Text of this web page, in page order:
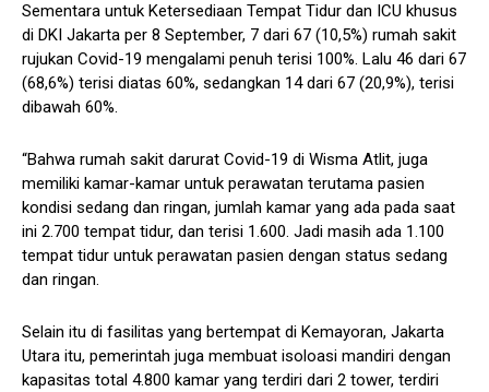
Sementara untuk Ketersediaan Tempat Tidur dan ICU khusus
di DKI Jakarta per 8 September, 7 dari 67 (10,5%) rumah sakit
rujukan Covid-19 mengalami penuh terisi 100%. Lalu 46 dari 67
(68,6%) terisi diatas 60%, sedangkan 14 dari 67 (20,9%), terisi
dibawah 60%.
“Bahwa rumah sakit darurat Covid-19 di Wisma Atlit, juga
memiliki kamar-kamar untuk perawatan terutama pasien
kondisi sedang dan ringan, jumlah kamar yang ada pada saat
ini 2.700 tempat tidur, dan terisi 1.600. Jadi masih ada 1.100
tempat tidur untuk perawatan pasien dengan status sedang
dan ringan.
Selain itu di fasilitas yang bertempat di Kemayoran, Jakarta
Utara itu, pemerintah juga membuat isoloasi mandiri dengan
kapasitas total 4.800 kamar yang terdiri dari 2 tower, terdiri